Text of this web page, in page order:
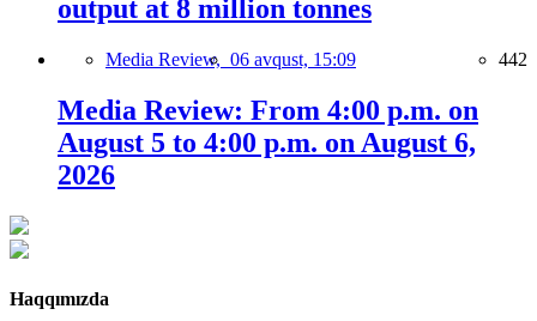
output at 8 million tonnes
Media Review, 06 avqust, 15:09 442
Media Review: From 4:00 p.m. on
August 5 to 4:00 p.m. on August 6,
2026
Haqqımızda